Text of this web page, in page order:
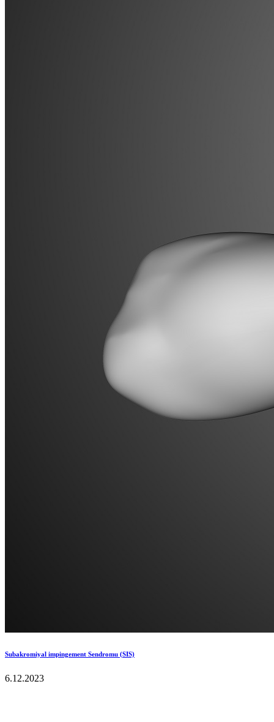
Subakromiyal impingement Sendromu (SIS)
6.12.2023